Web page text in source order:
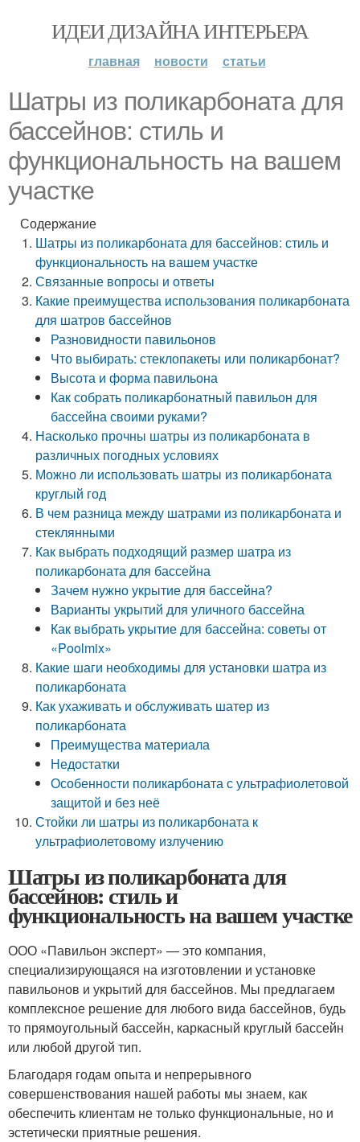
ИДЕИ ДИЗАЙНА ИНТЕРЬЕРА
главная новости статьи
Шатры из поликарбоната для
бассейнов: стиль и
функциональность на вашем
участке
Содержание
Шатры из поликарбоната для бассейнов: стиль и
функциональность на вашем участке
Связанные вопросы и ответы
Какие преимущества использования поликарбоната
для шатров бассейнов
Разновидности павильонов
Что выбирать: стеклопакеты или поликарбонат?
Высота и форма павильона
Как собрать поликарбонатный павильон для
бассейна своими руками?
Насколько прочны шатры из поликарбоната в
различных погодных условиях
Можно ли использовать шатры из поликарбоната
круглый год
В чем разница между шатрами из поликарбоната и
стеклянными
Как выбрать подходящий размер шатра из
поликарбоната для бассейна
Зачем нужно укрытие для бассейна?
Варианты укрытий для уличного бассейна
Как выбрать укрытие для бассейна: советы от
«Poolmix»
Какие шаги необходимы для установки шатра из
поликарбоната
Как ухаживать и обслуживать шатер из
поликарбоната
Преимущества материала
Недостатки
Особенности поликарбоната с ультрафиолетовой
защитой и без неё
Стойки ли шатры из поликарбоната к
ультрафиолетовому излучению
Шатры из поликарбоната для
бассейнов: стиль и
функциональность на вашем участке
ООО «Павильон эксперт» — это компания,
специализирующаяся на изготовлении и установке
павильонов и укрытий для бассейнов. Мы предлагаем
комплексное решение для любого вида бассейнов, будь
то прямоугольный бассейн, каркасный круглый бассейн
или любой другой тип.
Благодаря годам опыта и непрерывного
совершенствования нашей работы мы знаем, как
обеспечить клиентам не только функциональные, но и
эстетически приятные решения.